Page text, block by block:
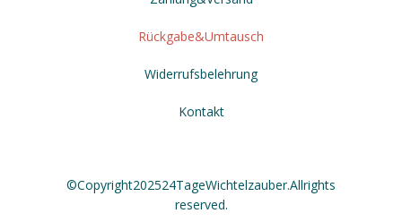
© Copyright 2025 24 Tage Wichtelzauber. All rights
reserved.
Rückgabe & Umtausch
Widerrufsbelehrung
Kontakt